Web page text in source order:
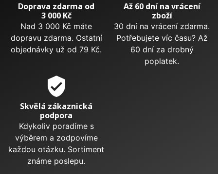
Doprava zdarma od
3 000 Kč
Nad 3 000 Kč máte
dopravu zdarma. Ostatní
objednávky už od 79 Kč.
Až 60 dní na vrácení
zboží
30 dní na vrácení zdarma.
Potřebujete víc času? Až
60 dní za drobný
poplatek.
verified_user
Skvělá zákaznická
podpora
Kdykoliv poradíme s
výběrem a zodpovíme
každou otázku. Sortiment
známe poslepu.